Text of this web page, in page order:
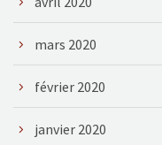
mars 2020
février 2020
janvier 2020